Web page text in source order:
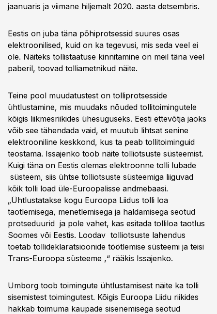
jaanuaris ja viimane hiljemalt 2020. aasta detsembris.
Eestis on juba täna põhiprotsessid suures osas
elektroonilised, kuid on ka tegevusi, mis seda veel ei
ole. Näiteks tollistaatuse kinnitamine on meil täna veel
paberil, toovad tolliametnikud näite.
Teine pool muudatustest on tolliprotsesside
ühtlustamine, mis muudaks nõuded tollitoimingutele
kõigis liikmesriikides ühesuguseks. Eesti ettevõtja jaoks
võib see tähendada vaid, et muutub lihtsat senine
elektrooniline keskkond, kus ta peab tollitoiminguid
teostama. Issajenko toob näite tolliotsuste süsteemist.
Kuigi täna on Eestis olemas elektroonne tolli lubade
süsteem, siis ühtse tolliotsuste süsteemiga liiguvad
kõik tolli load üle-Euroopalisse andmebaasi.
„Ühtlustatakse kogu Euroopa Liidus tolli loa
taotlemisega, menetlemisega ja haldamisega seotud
protseduurid ja pole vahet, kas esitada tolliloa taotlus
Soomes või Eestis. Loodav tolliotsuste lahendus
toetab tollideklaratsioonide töötlemise süsteemi ja teisi
Trans-Euroopa süsteeme ,“ rääkis Issajenko.
Umborg toob toimingute ühtlustamisest näite ka tolli
sisemistest toimingutest. Kõigis Euroopa Liidu riikides
hakkab toimuma kaupade sisenemisega seotud